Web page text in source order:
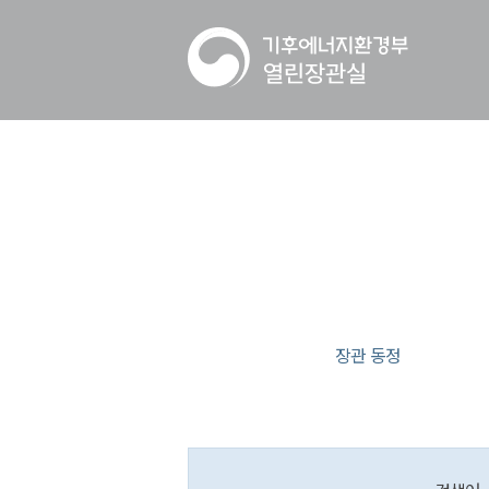
장관 동정